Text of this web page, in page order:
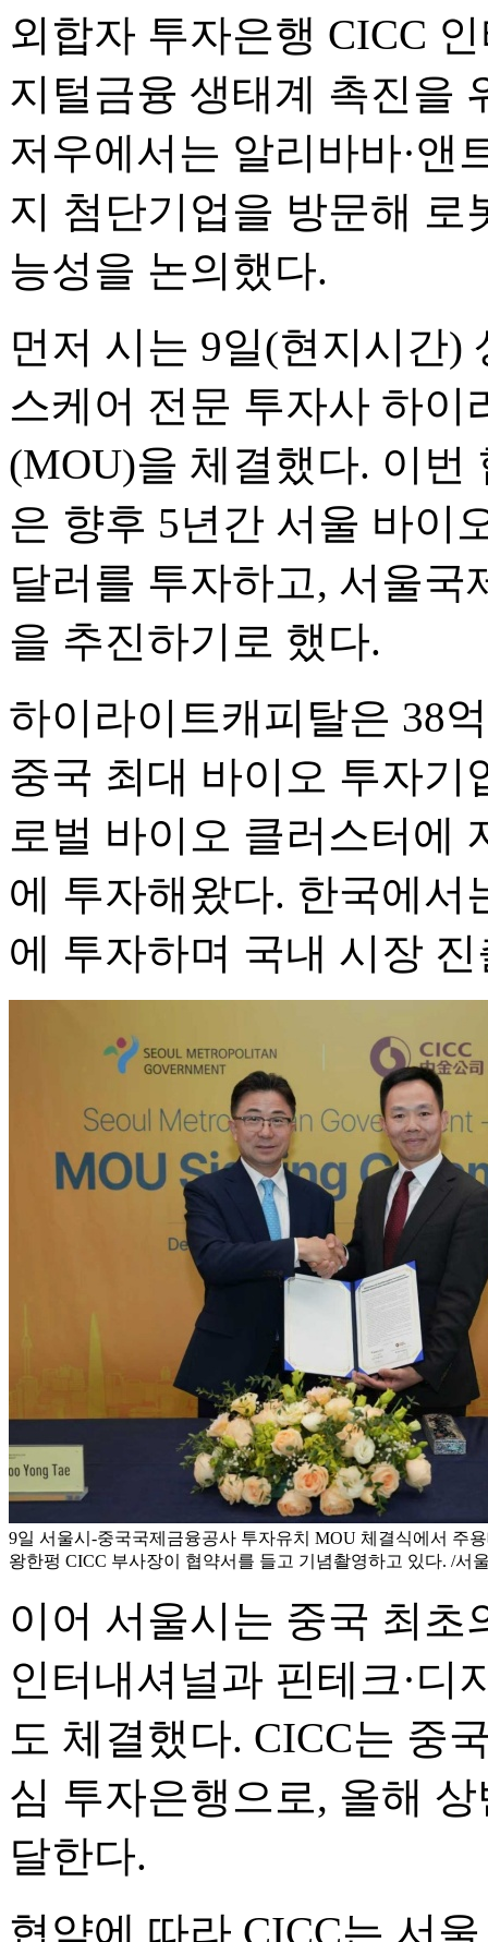
외합자 투자은행 CICC
지털금융 생태계 촉진을
저우에서는 알리바바·앤
지 첨단기업을 방문해 로
능성을 논의했다.
먼저 시는 9일(현지시간)
스케어 전문 투자사 하이
(MOU)을 체결했다. 이번
은 향후 5년간 서울 바이
달러를 투자하고, 서울
을 추진하기로 했다.
하이라이트캐피탈은 38
중국 최대 바이오 투자기
로벌 바이오 클러스터에
에 투자해왔다. 한국에서
에 투자하며 국내 시장
9일 서울시-중국국제금융공사 투자유치 MOU 체결식에서 주
왕한펑 CICC 부사장이 협약서를 들고 기념촬영하고 있다. /서
이어 서울시는 중국 최초
인터내셔널과 핀테크·디
도 체결했다. CICC는 중
심 투자은행으로, 올해
달한다.
협약에 따라 CICC는 서